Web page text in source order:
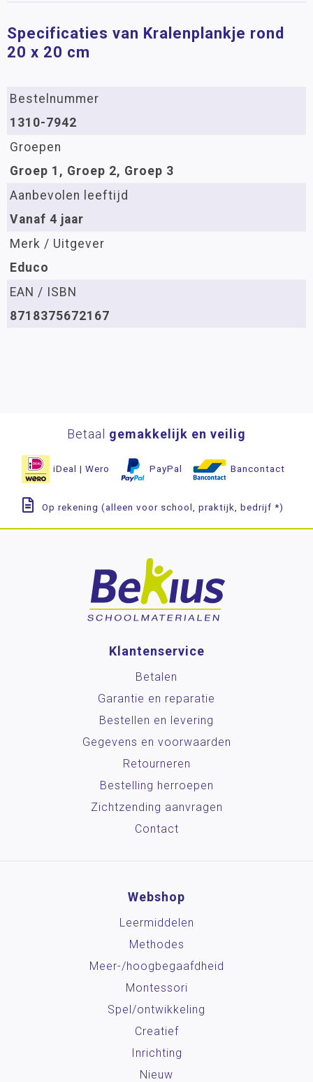
Specificaties van Kralenplankje rond
20 x 20 cm
Bestelnummer
1310-7942
Groepen
Groep 1, Groep 2, Groep 3
Aanbevolen leeftijd
Vanaf 4 jaar
Merk / Uitgever
Educo
EAN / ISBN
8718375672167
Betaal gemakkelijk en veilig
iDeal | Wero PayPal Bancontact
Op rekening (alleen voor school, praktijk, bedrijf *)
Klantenservice
Betalen
Garantie en reparatie
Bestellen en levering
Gegevens en voorwaarden
Retourneren
Bestelling herroepen
Zichtzending aanvragen
Contact
Webshop
Leermiddelen
Methodes
Meer-/hoog­begaafdheid
Montessori
Spel/ontwikkeling
Creatief
Inrichting
Nieuw